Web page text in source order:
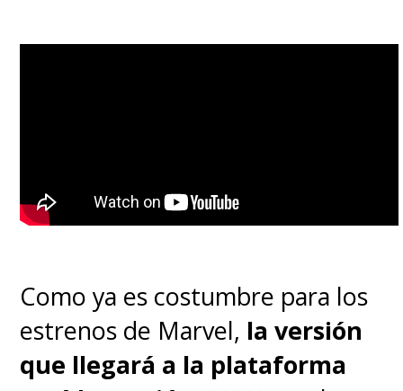
Como ya es costumbre para los
estrenos de Marvel, la versión
que llegará a la plataforma